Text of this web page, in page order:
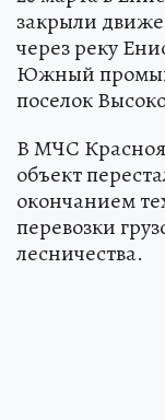
закрыли
через реку
Южный
поселок
В МЧС
объект
окончанием
перевозки
лесничества.